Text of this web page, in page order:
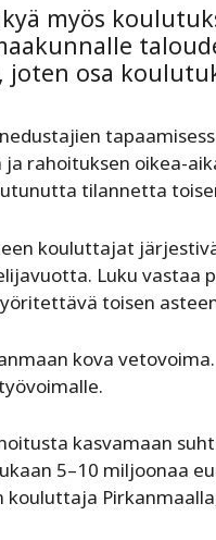
myös
joten osa
rahoituksen oikea-
tilannetta
kouluttajat
Luku vastaa
toisen
kova
kasvamaan
5–10 miljoonaa